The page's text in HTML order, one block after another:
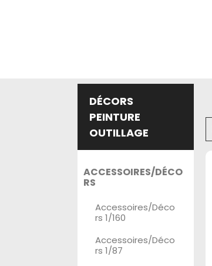
DÉCORS
PEINTURE
OUTILLAGE
ACCESSOIRES/DÉCO
RS
Accessoires/Déco
rs 1/160
Accessoires/Déco
rs 1/87